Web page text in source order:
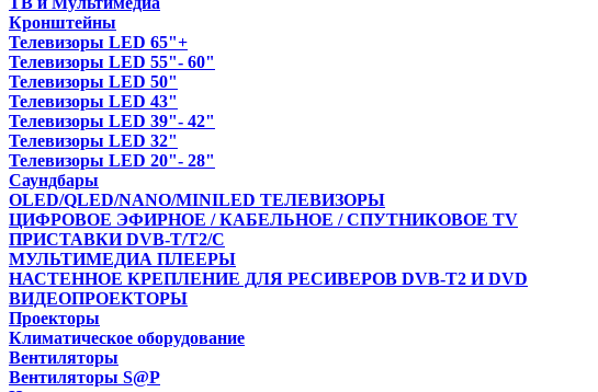
Кронштейны
Телевизоры LED 65"+
Телевизоры LED 55"- 60"
Телевизоры LED 50"
Телевизоры LED 43"
Телевизоры LED 39"- 42"
Телевизоры LED 32"
Телевизоры LED 20"- 28"
Саундбары
OLED/QLED/NANO/MINILED ТЕЛЕВИЗОРЫ
ЦИФРОВОЕ ЭФИРНОЕ / КАБЕЛЬНОЕ / СПУТНИКОВОЕ TV
ПРИСТАВКИ DVB-T/T2/С
МУЛЬТИМЕДИА ПЛЕЕРЫ
НАСТЕННОЕ КРЕПЛЕНИЕ ДЛЯ РЕСИВЕРОВ DVB-T2 И DVD
ВИДЕОПРОЕКТОРЫ
Проекторы
Климатическое оборудование
Вентиляторы
Вентиляторы S@P